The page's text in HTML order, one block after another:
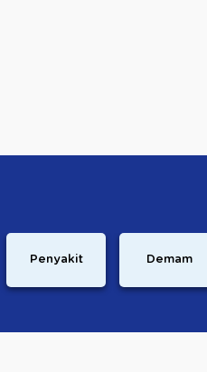
Penyakit Demam